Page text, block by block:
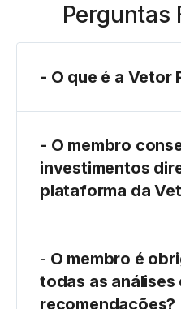
Perguntas
- O que é a Vetor
- O membro
investimentos
plataforma da
- O membro é
todas as análises
recomendações?